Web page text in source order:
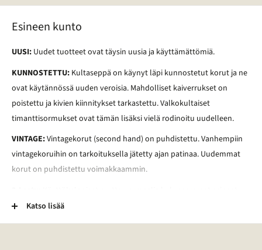
Esineen kunto
UUSI: Uudet tuotteet ovat täysin uusia ja käyttämättömiä.
KUNNOSTETTU: Kultaseppä on käynyt läpi kunnostetut korut ja ne
ovat käytännössä uuden veroisia. Mahdolliset kaiverrukset on
poistettu ja kivien kiinnitykset tarkastettu. Valkokultaiset
timanttisormukset ovat tämän lisäksi vielä rodinoitu uudelleen.
VINTAGE:Vintagekorut (second hand) on puhdistettu. Vanhempiin
vintagekoruihin on tarkoituksella jätetty ajan patinaa. Uudemmat
korut on puhdistettu voimakkaammin.
Esineessä voi esimerkiksi olla kaiverrus, vääntymä, painauma tai
tummentuma. Pronssikoruissa voi esimerkiksi olla kulunut
Katso lisää